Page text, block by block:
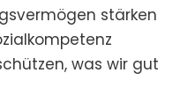
stärken
was wir gut